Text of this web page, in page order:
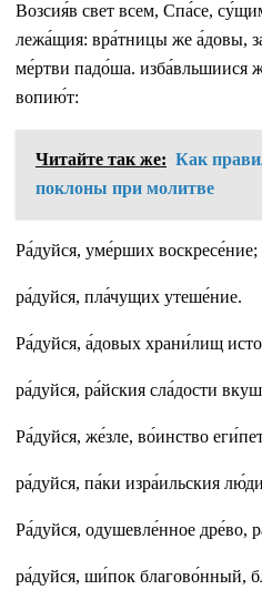
Возсия́в свет всем, Спа́се,
лежа́щия: вра́тницы же а́довы,
ме́ртви падо́ша. изба́вльшиися
вопию́т:
Читайте так же: Как
поклоны при молитве
Ра́дуйся, уме́рших воскресе́ние;
ра́дуйся, пла́чущих утеше́ние.
Ра́дуйся, а́довых храни́лищ
ра́дуйся, ра́йския сла́дости
Ра́дуйся, же́зле, во́инство
ра́дуйся, па́ки изра́ильския
Ра́дуйся, одушевле́нное дре́во,
ра́дуйся, ши́пок благово́нный,